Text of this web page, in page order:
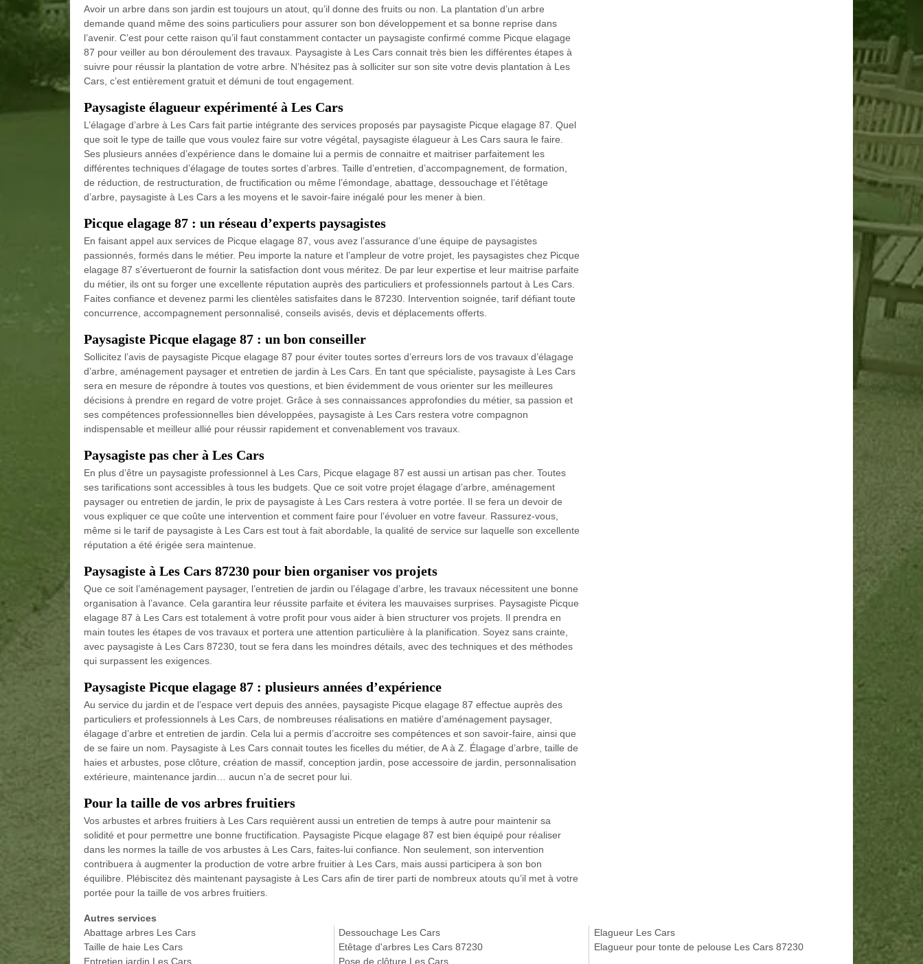
Avoir un arbre dans son jardin est toujours un atout, qu’il donne des fruits ou non. La plantation d’un arbre
demande quand même des soins particuliers pour assurer son bon développement et sa bonne reprise dans
l’avenir. C’est pour cette raison qu’il faut constamment contacter un paysagiste confirmé comme Picque elagage
87 pour veiller au bon déroulement des travaux. Paysagiste à Les Cars connait très bien les différentes étapes à
suivre pour réussir la plantation de votre arbre. N’hésitez pas à solliciter sur son site votre devis plantation à Les
Cars, c’est entièrement gratuit et démuni de tout engagement.
Paysagiste élagueur expérimenté à Les Cars
L’élagage d’arbre à Les Cars fait partie intégrante des services proposés par paysagiste Picque elagage 87. Quel
que soit le type de taille que vous voulez faire sur votre végétal, paysagiste élagueur à Les Cars saura le faire.
Ses plusieurs années d’expérience dans le domaine lui a permis de connaitre et maitriser parfaitement les
différentes techniques d’élagage de toutes sortes d’arbres. Taille d’entretien, d’accompagnement, de formation,
de réduction, de restructuration, de fructification ou même l’émondage, abattage, dessouchage et l’étêtage
d’arbre, paysagiste à Les Cars a les moyens et le savoir-faire inégalé pour les mener à bien.
Picque elagage 87 : un réseau d’experts paysagistes
En faisant appel aux services de Picque elagage 87, vous avez l’assurance d’une équipe de paysagistes
passionnés, formés dans le métier. Peu importe la nature et l’ampleur de votre projet, les paysagistes chez Picque
elagage 87 s’évertueront de fournir la satisfaction dont vous méritez. De par leur expertise et leur maitrise parfaite
du métier, ils ont su forger une excellente réputation auprès des particuliers et professionnels partout à Les Cars.
Faites confiance et devenez parmi les clientèles satisfaites dans le 87230. Intervention soignée, tarif défiant toute
concurrence, accompagnement personnalisé, conseils avisés, devis et déplacements offerts.
Paysagiste Picque elagage 87 : un bon conseiller
Sollicitez l’avis de paysagiste Picque elagage 87 pour éviter toutes sortes d’erreurs lors de vos travaux d’élagage
d’arbre, aménagement paysager et entretien de jardin à Les Cars. En tant que spécialiste, paysagiste à Les Cars
sera en mesure de répondre à toutes vos questions, et bien évidemment de vous orienter sur les meilleures
décisions à prendre en regard de votre projet. Grâce à ses connaissances approfondies du métier, sa passion et
ses compétences professionnelles bien développées, paysagiste à Les Cars restera votre compagnon
indispensable et meilleur allié pour réussir rapidement et convenablement vos travaux.
Paysagiste pas cher à Les Cars
En plus d’être un paysagiste professionnel à Les Cars, Picque elagage 87 est aussi un artisan pas cher. Toutes
ses tarifications sont accessibles à tous les budgets. Que ce soit votre projet élagage d’arbre, aménagement
paysager ou entretien de jardin, le prix de paysagiste à Les Cars restera à votre portée. Il se fera un devoir de
vous expliquer ce que coûte une intervention et comment faire pour l’évoluer en votre faveur. Rassurez-vous,
même si le tarif de paysagiste à Les Cars est tout à fait abordable, la qualité de service sur laquelle son excellente
réputation a été érigée sera maintenue.
Paysagiste à Les Cars 87230 pour bien organiser vos projets
Que ce soit l’aménagement paysager, l’entretien de jardin ou l’élagage d’arbre, les travaux nécessitent une bonne
organisation à l’avance. Cela garantira leur réussite parfaite et évitera les mauvaises surprises. Paysagiste Picque
elagage 87 à Les Cars est totalement à votre profit pour vous aider à bien structurer vos projets. Il prendra en
main toutes les étapes de vos travaux et portera une attention particulière à la planification. Soyez sans crainte,
avec paysagiste à Les Cars 87230, tout se fera dans les moindres détails, avec des techniques et des méthodes
qui surpassent les exigences.
Paysagiste Picque elagage 87 : plusieurs années d’expérience
Au service du jardin et de l’espace vert depuis des années, paysagiste Picque elagage 87 effectue auprès des
particuliers et professionnels à Les Cars, de nombreuses réalisations en matière d’aménagement paysager,
élagage d’arbre et entretien de jardin. Cela lui a permis d’accroitre ses compétences et son savoir-faire, ainsi que
de se faire un nom. Paysagiste à Les Cars connait toutes les ficelles du métier, de A à Z. Élagage d’arbre, taille de
haies et arbustes, pose clôture, création de massif, conception jardin, pose accessoire de jardin, personnalisation
extérieure, maintenance jardin… aucun n’a de secret pour lui.
Pour la taille de vos arbres fruitiers
Vos arbustes et arbres fruitiers à Les Cars requièrent aussi un entretien de temps à autre pour maintenir sa
solidité et pour permettre une bonne fructification. Paysagiste Picque elagage 87 est bien équipé pour réaliser
dans les normes la taille de vos arbustes à Les Cars, faites-lui confiance. Non seulement, son intervention
contribuera à augmenter la production de votre arbre fruitier à Les Cars, mais aussi participera à son bon
équilibre. Plébiscitez dès maintenant paysagiste à Les Cars afin de tirer parti de nombreux atouts qu’il met à votre
portée pour la taille de vos arbres fruitiers.
Autres services
Abattage arbres Les Cars
Taille de haie Les Cars
Entretien jardin Les Cars
Dessouchage Les Cars
Etêtage d'arbres Les Cars 87230
Pose de clôture Les Cars
Elagueur Les Cars
Elagueur pour tonte de pelouse Les Cars 87230